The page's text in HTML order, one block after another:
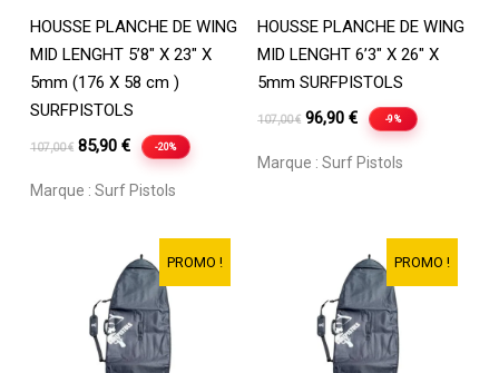
HOUSSE PLANCHE DE WING
MID LENGHT 5’8″ X 23″ X
5mm (176 X 58 cm )
SURFPISTOLS
107,00€ Le
initial
107,00 €.
85,90 €Le
prix
actuel
85,90 €.
-20%
Marque : Surf Pistols
HOUSSE PLANCHE DE WING
MID LENGHT 6’3″ X 26″ X
5mm SURFPISTOLS
107,00€ Le
initial
96,90€Le
prix
actuel
-9%
Marque :Surf Pistols
PROMO ! PROMO !